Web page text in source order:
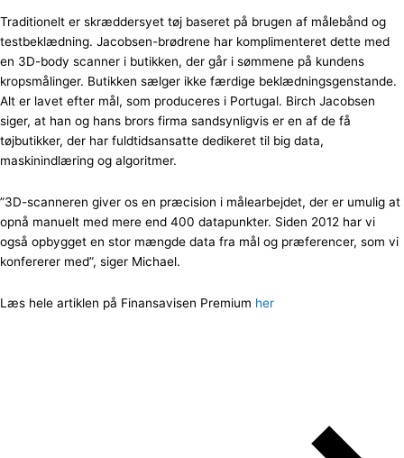
Traditionelt er skræddersyet tøj baseret på brugen af ​​målebånd og
testbeklædning. Jacobsen-brødrene har komplimenteret dette med
en 3D-body scanner i butikken, der går i sømmene på kundens
kropsmålinger. Butikken sælger ikke færdige beklædningsgenstande.
Alt er lavet efter mål, som produceres i Portugal. Birch Jacobsen
siger, at han og hans brors firma sandsynligvis er en af ​​de få
tøjbutikker, der har fuldtidsansatte dedikeret til big data,
maskinindlæring og algoritmer.
”3D-scanneren giver os en præcision i målearbejdet, der er umulig at
opnå manuelt med mere end 400 datapunkter. Siden 2012 har vi
også opbygget en stor mængde data fra mål og præferencer, som vi
konfererer med”, siger Michael.
Læs hele artiklen på Finansavisen Premium her